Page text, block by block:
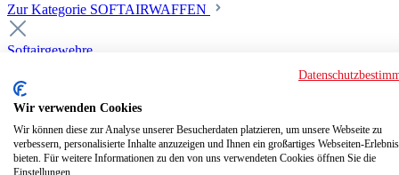
Zur Kategorie SOFTAIRWAFFEN
Softairgewehre
Deluxe Custom Guns ab 18
Softair elektrisch ab 18
Softair elektrisch ab 14
Softair gasbetrieben ab 18
Softair HPA Luftdruck ab 18
Historische Softairwaffen
Wir verwenden Cookies
Wir können diese zur Analyse unserer Besucherdaten platzieren, um unsere Webseite zu
verbessern, personalisierte Inhalte anzuzeigen und Ihnen ein großartiges Webseiten-
bieten. Für weitere Informationen zu den von uns verwendeten Cookies öffnen Sie die
Einstellungen.